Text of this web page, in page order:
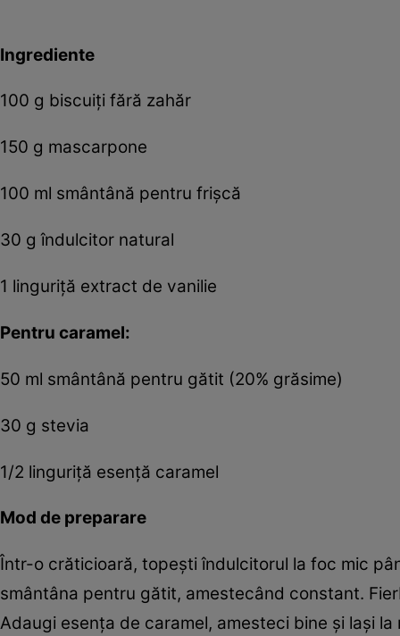
Ingrediente
100 g biscuiți fără zahăr
150 g mascarpone
100 ml smântână pentru frișcă
30 g îndulcitor natural
1 linguriță extract de vanilie
Pentru caramel:
50 ml smântână pentru gătit (20% grăsime)
30 g stevia
1/2 linguriță esență caramel
Mod de preparare
Într-o crăticioară, topești îndulcitorul la foc mic
smântâna pentru gătit, amestecând constant.
Adaugi esența de caramel, amesteci bine și lași la